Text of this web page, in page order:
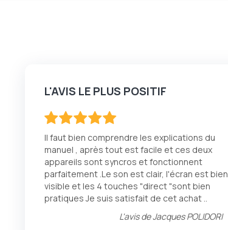
L'AVIS LE PLUS POSITIF
Il faut bien comprendre les explications du
manuel , après tout est facile et ces deux
appareils sont syncros et fonctionnent
parfaitement .Le son est clair, l'écran est bien
visible et les 4 touches "direct "sont bien
pratiques Je suis satisfait de cet achat ..
L'avis deJacques POLIDORI